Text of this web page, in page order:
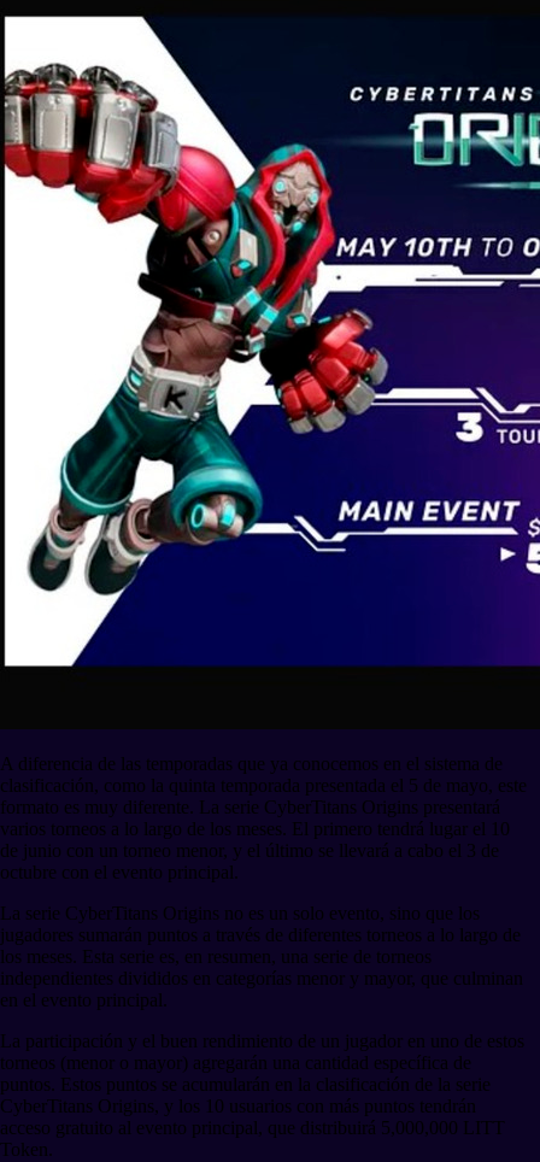
A diferencia de las temporadas que ya conocemos en el sistema de
clasificación, como la quinta temporada presentada el 5 de mayo, este
formato es muy diferente. La serie CyberTitans Origins presentará
varios torneos a lo largo de los meses. El primero tendrá lugar el 10
de junio con un torneo menor, y el último se llevará a cabo el 3 de
octubre con el evento principal.
La serie CyberTitans Origins no es un solo evento, sino que los
jugadores sumarán puntos a través de diferentes torneos a lo largo de
los meses. Esta serie es, en resumen, una serie de torneos
independientes divididos en categorías menor y mayor, que culminan
en el evento principal.
La participación y el buen rendimiento de un jugador en uno de estos
torneos (menor o mayor) agregarán una cantidad específica de
puntos. Estos puntos se acumularán en la clasificación de la serie
CyberTitans Origins, y los 10 usuarios con más puntos tendrán
acceso gratuito al evento principal, que distribuirá 5,000,000 LITT
Token.